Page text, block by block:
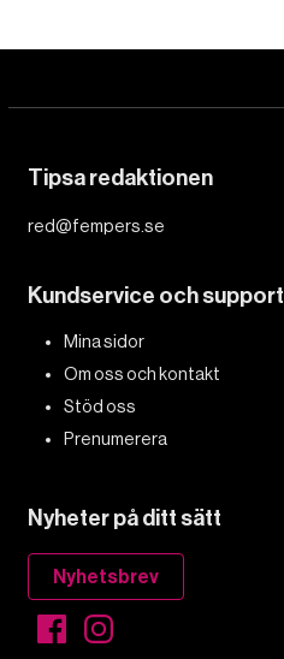
Tipsa redaktionen
red@fempers.se
Kundservice och support
Mina sidor
Om oss och kontakt
Stöd oss
Prenumerera
Nyheter på ditt sätt
Nyhetsbrev